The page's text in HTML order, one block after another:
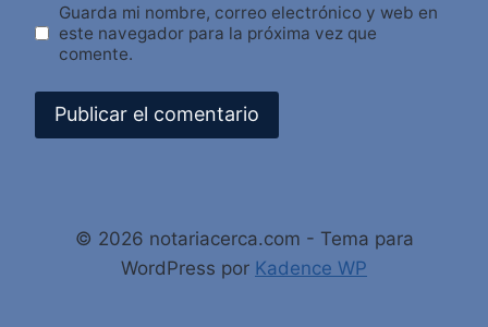
Guarda mi nombre, correo electrónico y web en
este navegador para la próxima vez que
comente.
© 2026 notariacerca.com - Tema para
WordPress por Kadence WP